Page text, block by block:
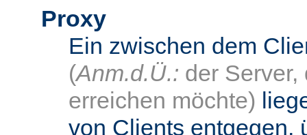
Proxy
Ein zwischen dem
(Anm.d.Ü.: der
erreichen möchte)
von Clients entgegen,